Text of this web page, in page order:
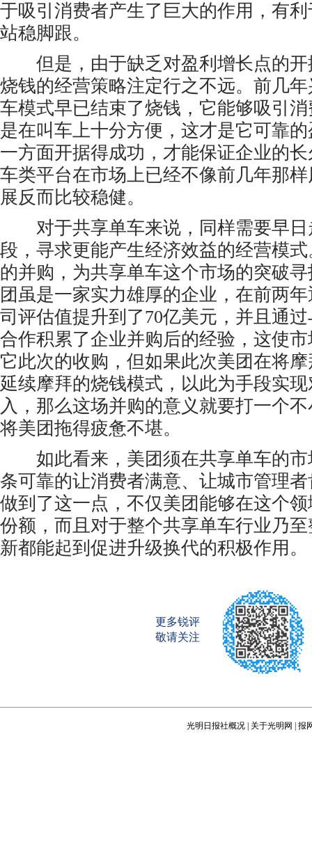
于吸引消费者产生了巨大的作用，有
站稳脚跟。
但是，由于缺乏对盈利增长点的开
烧钱的经营策略注定行之不远。前几
车模式早已结束了烧钱，它能够吸引
是在叫车上十分方便，这才是它可靠
一方面开据得成功，才能保证企业的
车类平台在市场上已经不像前几年那
展反而比较稳健。
对于共享单车来说，同样需要早日
段，寻求更能产生经济效益的经营模
的并购，为共享单车这个市场的突破
团虽是一家实力雄厚的企业，在前两
司评估值提升到了70亿美元，并且通
合作积累了企业并购后的经验，这使
它此次的收购，但如果此次美团在将
延续摩拜的烧钱模式，以此为手段实
入，那么这场并购的意义就要打一个
将美团拖得疲惫不堪。
如此看来，美团须在共享单车的市
条可靠的让消费者满意、让城市管理
做到了这一点，不仅美团能够在这个
份额，而且对于整个共享单车行业乃
新都能起到促进升级换代的积极作用
更多锐评
敬请关注
光明日报社概况 关于光明网 报